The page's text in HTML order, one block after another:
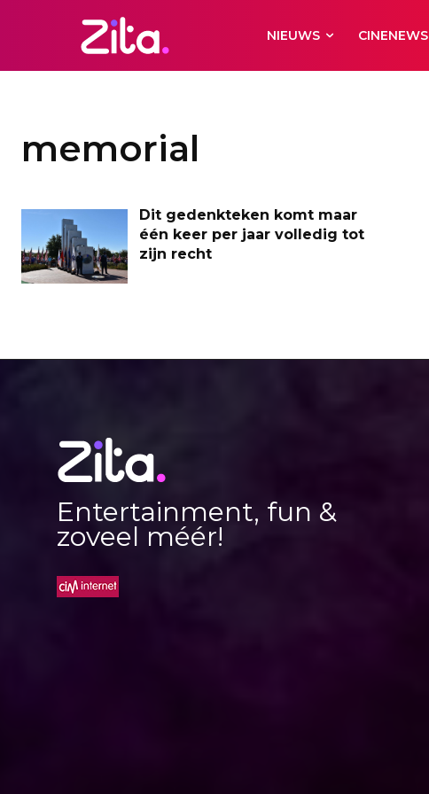
NIEUWS CINENEWS
memorial
Dit gedenkteken komt maar
één keer per jaar volledig tot
zijn recht
Entertainment, fun &
zoveel méér!